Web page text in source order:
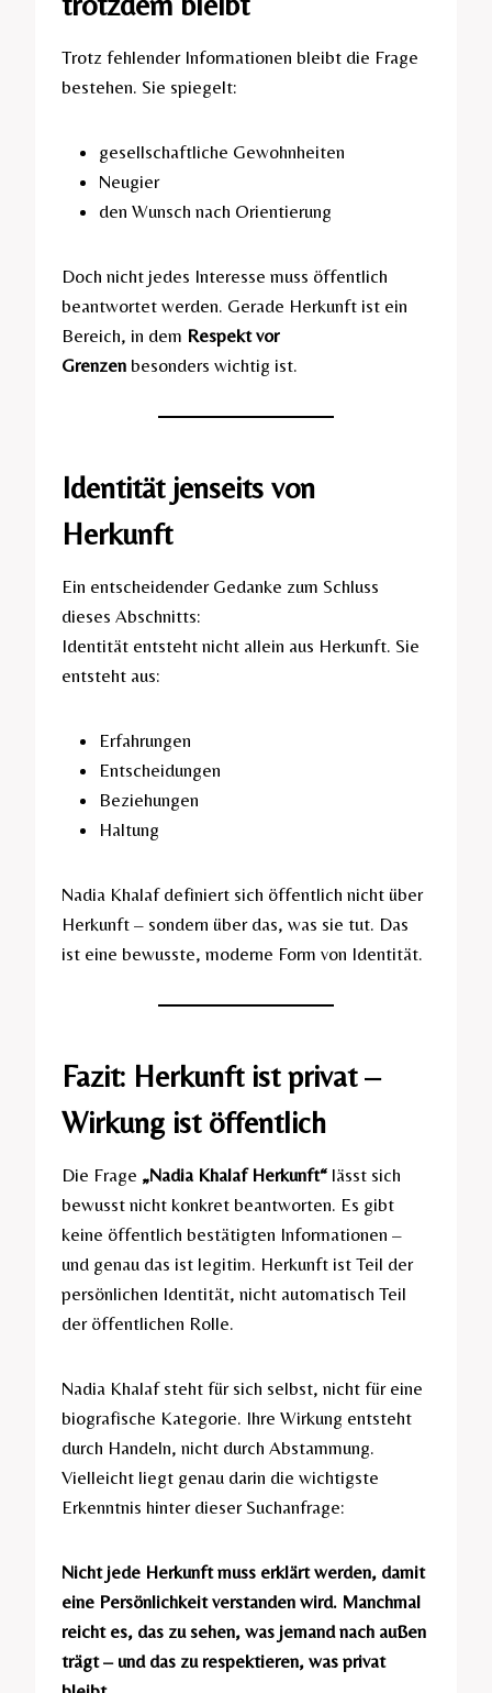
Trotz fehlender Informationen bleibt die Frage
bestehen. Sie spiegelt:
gesellschaftliche Gewohnheiten
Neugier
den Wunsch nach Orientierung
Doch nicht jedes Interesse muss öffentlich
beantwortet werden. Gerade Herkunft ist ein
Bereich, in dem Respekt vor
Grenzen besonders wichtig ist.
Identität jenseits von
Herkunft
Ein entscheidender Gedanke zum Schluss
dieses Abschnitts:
Identität entsteht nicht allein aus Herkunft. Sie
entsteht aus:
Erfahrungen
Entscheidungen
Beziehungen
Haltung
Nadia Khalaf definiert sich öffentlich nicht über
Herkunft – sondern über das, was sie tut. Das
ist eine bewusste, moderne Form von Identität.
Fazit: Herkunft ist privat –
Wirkung ist öffentlich
Die Frage „Nadia Khalaf Herkunft“ lässt sich
bewusst nicht konkret beantworten. Es gibt
keine öffentlich bestätigten Informationen –
und genau das ist legitim. Herkunft ist Teil der
persönlichen Identität, nicht automatisch Teil
der öffentlichen Rolle.
Nadia Khalaf steht für sich selbst, nicht für eine
biografische Kategorie. Ihre Wirkung entsteht
durch Handeln, nicht durch Abstammung.
Vielleicht liegt genau darin die wichtigste
Erkenntnis hinter dieser Suchanfrage:
Nicht jede Herkunft muss erklärt werden, damit
eine Persönlichkeit verstanden wird. Manchmal
reicht es, das zu sehen, was jemand nach außen
trägt – und das zu respektieren, was privat